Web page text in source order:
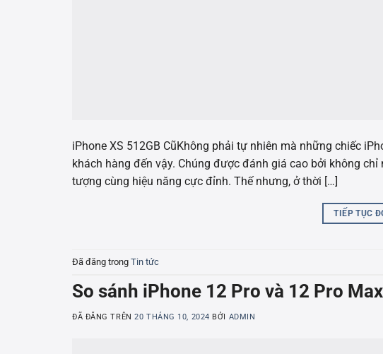
iPhone XS 512GB CũKhông phải tự nhiên mà những chiếc
khách hàng đến vậy. Chúng được đánh giá cao bởi không
tượng cùng hiệu năng cực đỉnh. Thế nhưng, ở thời […]
TIẾP TỤC
Đã đăng trong Tin tức
So sánh iPhone 12 Pro và 12 Pro
ĐÃ ĐĂNG TRÊN20 THÁNG 10, 2024 BỞI ADMIN